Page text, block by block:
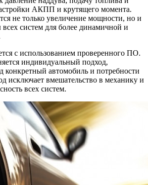
АКПП и крутящего момента.
не только увеличение мощности, но и
систем для более динамичной и
с использованием проверенного ПО.
индивидуальный подход,
конкретный автомобиль и потребности
исключает вмешательство в механику и
всех систем.